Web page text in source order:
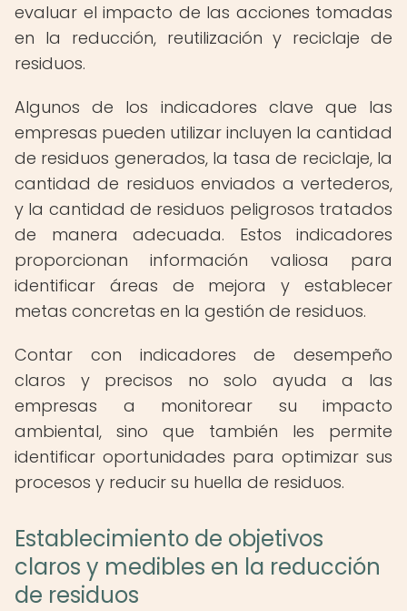
evaluar el impacto de las acciones tomadas
en la reducción, reutilización y reciclaje de
residuos.
Algunos de los indicadores clave que las
empresas pueden utilizar incluyen la cantidad
de residuos generados, la tasa de reciclaje, la
cantidad de residuos enviados a vertederos,
y la cantidad de residuos peligrosos tratados
de manera adecuada. Estos indicadores
proporcionan información valiosa para
identificar áreas de mejora y establecer
metas concretas en la gestión de residuos.
Contar con indicadores de desempeño
claros y precisos no solo ayuda a las
empresas a monitorear su impacto
ambiental, sino que también les permite
identificar oportunidades para optimizar sus
procesos y reducir su huella de residuos.
Establecimiento de objetivos
claros y medibles en la reducción
de residuos